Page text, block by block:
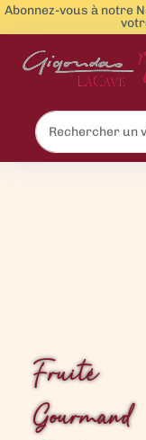
Abonnez-vous à notre
Fruité
Gourmand